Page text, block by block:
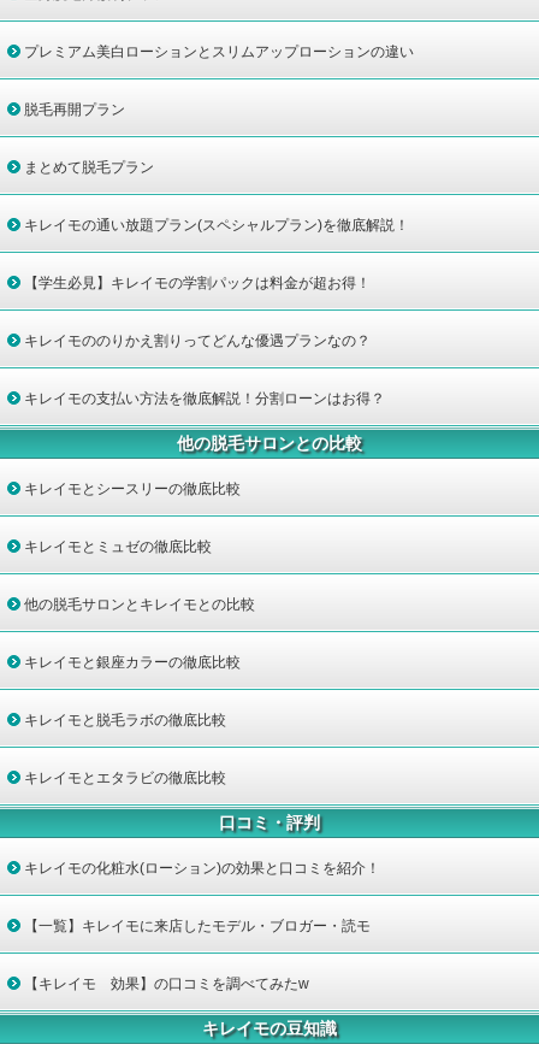
プレミアム美白ローションとスリムアップローションの違い
脱毛再開プラン
まとめて脱毛プラン
キレイモの通い放題プラン(スペシャルプラン)を徹底解説！
【学生必見】キレイモの学割パックは料金が超お得！
キレイモののりかえ割りってどんな優遇プランなの？
キレイモの支払い方法を徹底解説！分割ローンはお得？
他の脱毛サロンとの比較
キレイモとシースリーの徹底比較
キレイモとミュゼの徹底比較
他の脱毛サロンとキレイモとの比較
キレイモと銀座カラーの徹底比較
キレイモと脱毛ラボの徹底比較
キレイモとエタラビの徹底比較
口コミ・評判
キレイモの化粧水(ローション)の効果と口コミを紹介！
【一覧】キレイモに来店したモデル・ブロガー・読モ
【キレイモ 効果】の口コミを調べてみたw
キレイモの豆知識